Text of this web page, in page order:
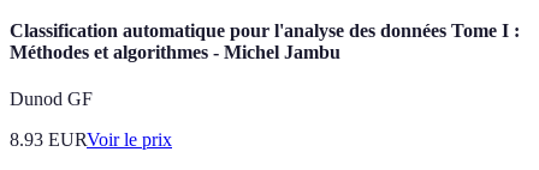
Classification automatique pour l'analyse des données Tome I :
Méthodes et algorithmes - Michel Jambu
Dunod GF
8.93 EURVoir le prix